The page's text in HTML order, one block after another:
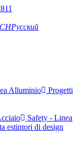
Русский
Alluminio
Progetti
Safety - Linea
estintori di design